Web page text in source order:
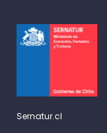
Sernatur.cl